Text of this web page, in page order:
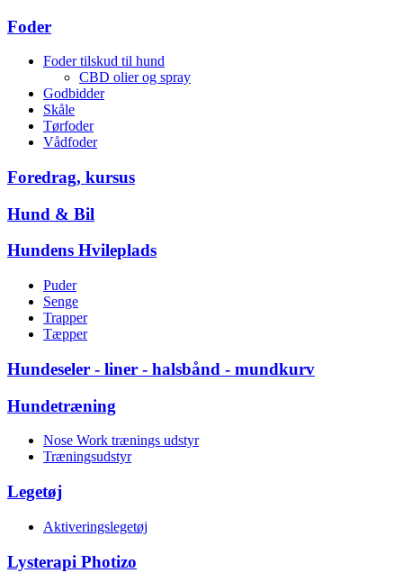
Foder
Foder tilskud til hund
CBD olier og spray
Godbidder
Skåle
Tørfoder
Vådfoder
Foredrag, kursus
Hund & Bil
Hundens Hvileplads
Puder
Senge
Trapper
Tæpper
Hundeseler - liner - halsbånd - mundkurv
Hundetræning
Nose Work trænings udstyr
Træningsudstyr
Legetøj
Aktiveringslegetøj
Lysterapi Photizo